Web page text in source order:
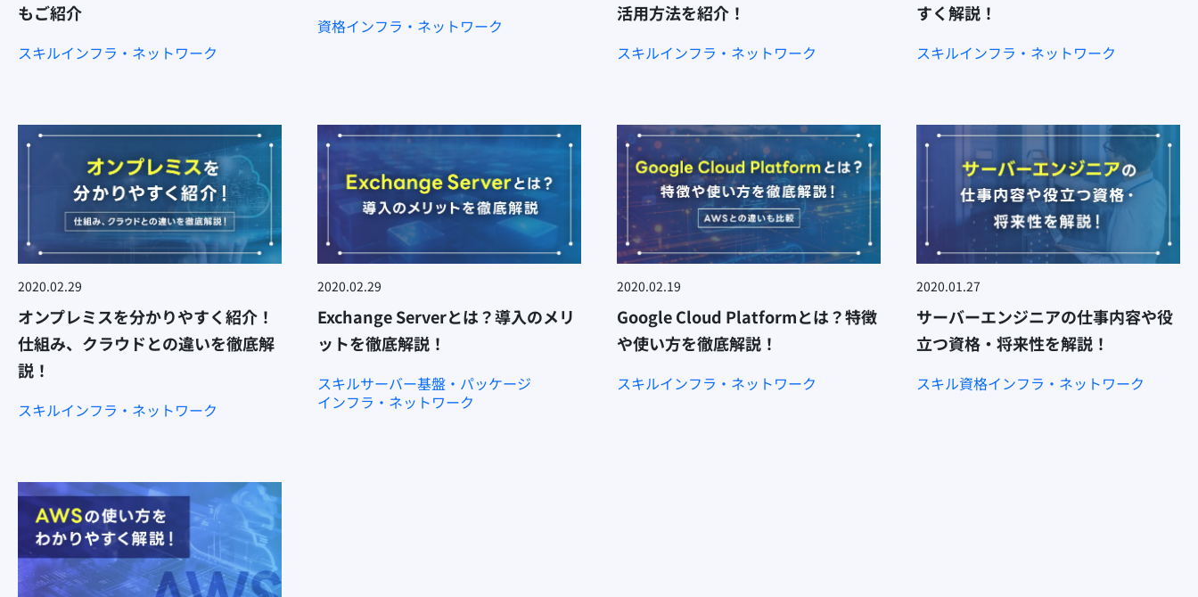
もご紹介
スキルインフラ・ネットワーク
資格インフラ・ネットワーク
活用方法を紹介！
スキルインフラ・ネットワーク
すく解説！
スキルインフラ・ネットワーク
2020.02.29
オンプレミスを分かりやすく紹介！
仕組み、クラウドとの違いを徹底解
説！
スキルインフラ・ネットワーク
2020.02.29
Exchange Serverとは？導入のメリ
ットを徹底解説！
スキルサーバー基盤・パッケージ
インフラ・ネットワーク
2020.02.19
Google Cloud Platformとは？特徴
や使い方を徹底解説！
スキルインフラ・ネットワーク
2020.01.27
サーバーエンジニアの仕事内容や役
立つ資格・将来性を解説！
スキル資格インフラ・ネットワーク